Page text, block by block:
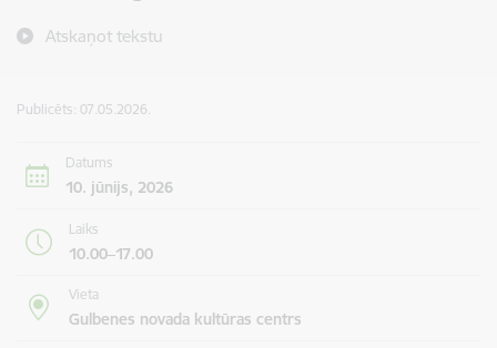
Atskaņot tekstu
Publicēts: 07.05.2026.
Datums
10. jūnijs, 2026
Laiks
10.00–17.00
Vieta
Gulbenes novada kultūras centrs